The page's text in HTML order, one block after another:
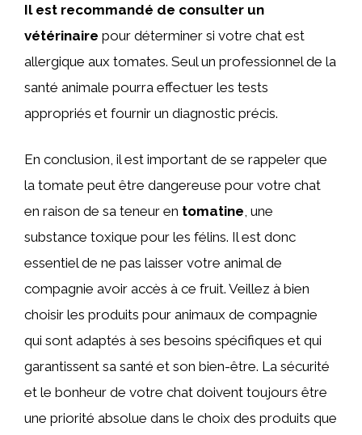
Il est recommandé de consulter un
vétérinaire pour déterminer si votre chat est
allergique aux tomates. Seul un professionnel de la
santé animale pourra effectuer les tests
appropriés et fournir un diagnostic précis.
En conclusion, il est important de se rappeler que
la tomate peut être dangereuse pour votre chat
en raison de sa teneur en tomatine, une
substance toxique pour les félins. Il est donc
essentiel de ne pas laisser votre animal de
compagnie avoir accès à ce fruit. Veillez à bien
choisir les produits pour animaux de compagnie
qui sont adaptés à ses besoins spécifiques et qui
garantissent sa santé et son bien-être. La sécurité
et le bonheur de votre chat doivent toujours être
une priorité absolue dans le choix des produits que